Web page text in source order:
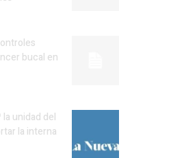
bucal en
unidad del
la interna